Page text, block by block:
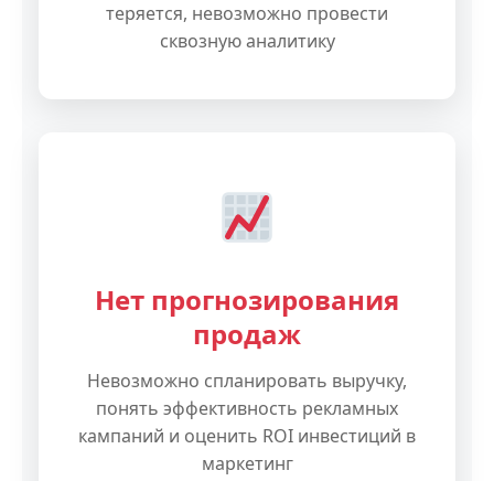
теряется, невозможно провести
сквозную аналитику
Нет прогнозирования
продаж
Невозможно спланировать выручку,
понять эффективность рекламных
кампаний и оценить ROI инвестиций в
маркетинг